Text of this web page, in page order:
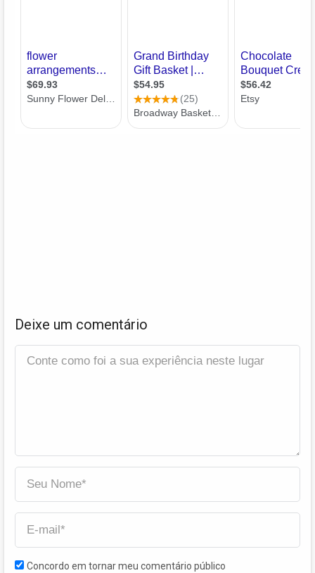
Deixe um comentário
Concordo em tornar meu comentário público